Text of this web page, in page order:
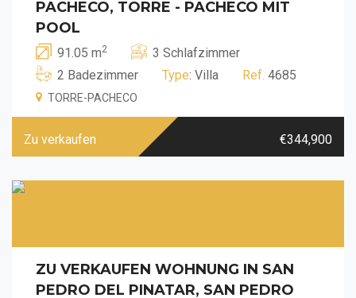
PACHECO, TORRE - PACHECO MIT
POOL
91.05 m2
3 Schlafzimmer
2 Badezimmer
Type: Villa Ref. 4685
TORRE-PACHECO
Zu verkaufen €344,900
ZU VERKAUFEN WOHNUNG IN SAN
PEDRO DEL PINATAR, SAN PEDRO